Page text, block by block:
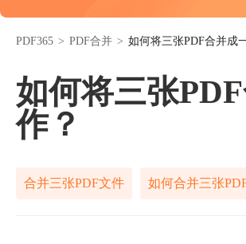
PDF365 > PDF合并 > 如何将三张PDF合并成
如何将三张
作？
合并三张PDF文件 如何合并三张